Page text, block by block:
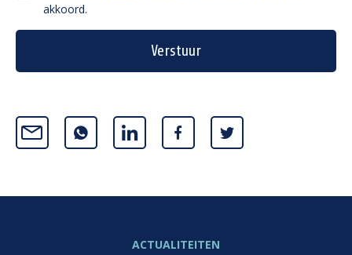
akkoord.
Verstuur
ACTUALITEITEN